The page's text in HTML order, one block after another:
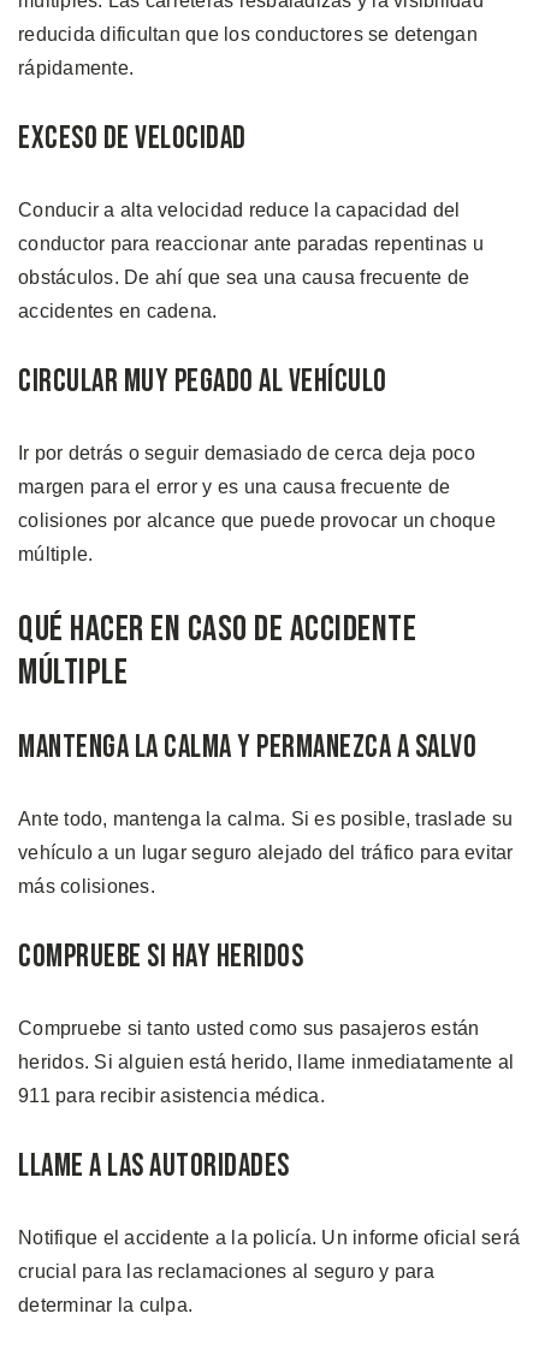
reducida dificultan que los conductores se detengan
rápidamente.
Exceso de Velocidad
Conducir a alta velocidad reduce la capacidad del
conductor para reaccionar ante paradas repentinas u
obstáculos. De ahí que sea una causa frecuente de
accidentes en cadena.
Circular Muy Pegado al Vehículo
Ir por detrás o seguir demasiado de cerca deja poco
margen para el error y es una causa frecuente de
colisiones por alcance que puede provocar un choque
múltiple.
Qué Hacer en Caso de Accidente
Múltiple
Mantenga la Calma y Permanezca a Salvo
Ante todo, mantenga la calma. Si es posible, traslade su
vehículo a un lugar seguro alejado del tráfico para evitar
más colisiones.
Compruebe si Hay Heridos
Compruebe si tanto usted como sus pasajeros están
heridos. Si alguien está herido, llame inmediatamente al
911 para recibir asistencia médica.
Llame a las Autoridades
Notifique el accidente a la policía. Un informe oficial será
crucial para las reclamaciones al seguro y para
determinar la culpa.